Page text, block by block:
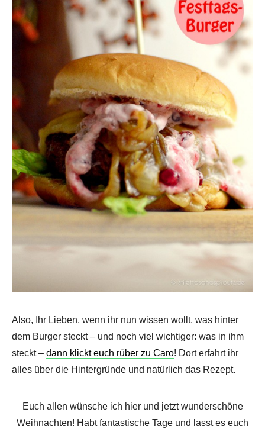
Also, Ihr Lieben, wenn ihr nun wissen wollt, was hinter
dem Burger steckt – und noch viel wichtiger: was in ihm
steckt – dann klickt euch rüber zu Caro! Dort erfahrt ihr
alles über die Hintergründe und natürlich das Rezept.
Euch allen wünsche ich hier und jetzt wunderschöne
Weihnachten! Habt fantastische Tage und lasst es euch